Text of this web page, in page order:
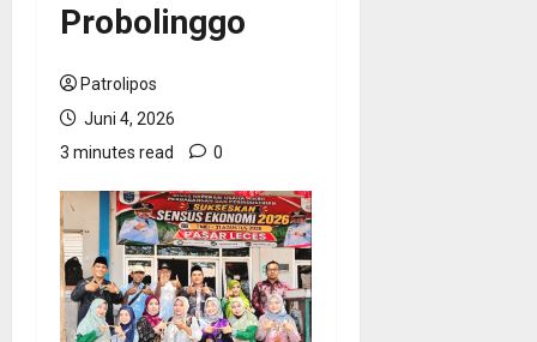
Probolinggo
Patrolipos
Juni 4, 2026
3 minutes read
0